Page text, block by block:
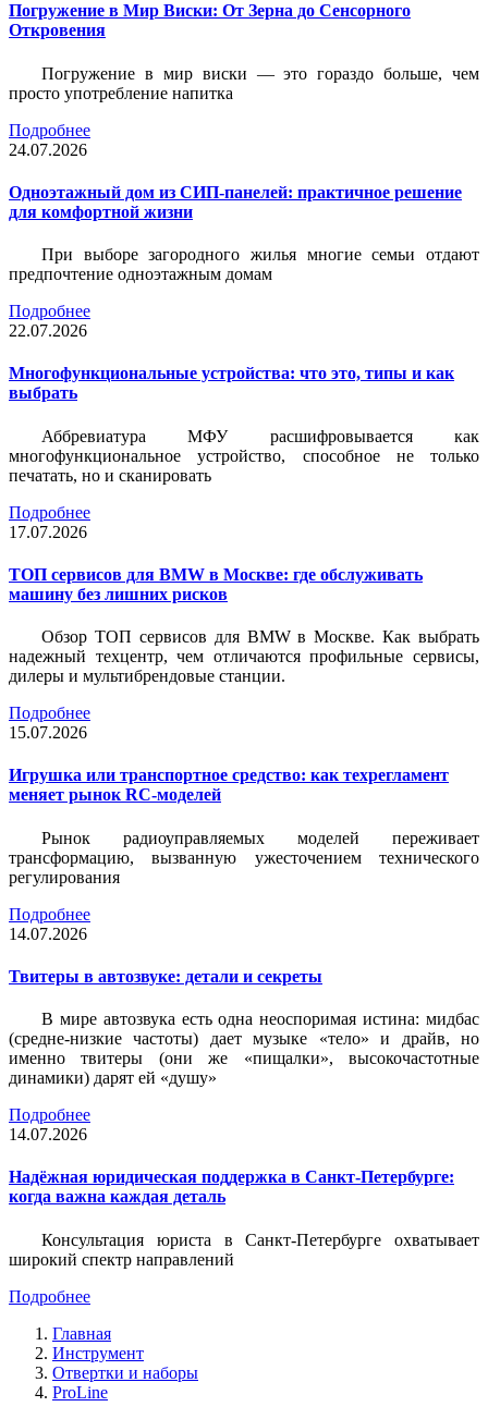
Погружение в Мир Виски: От Зерна до Сенсорного
Откровения
Погружение в мир виски — это гораздо больше, чем
просто употребление напитка
Подробнее
24.07.2026
Одноэтажный дом из СИП-панелей: практичное решение
для комфортной жизни
При выборе загородного жилья многие семьи отдают
предпочтение одноэтажным домам
Подробнее
22.07.2026
Многофункциональные устройства: что это, типы и как
выбрать
Аббревиатура МФУ расшифровывается как
многофункциональное устройство, способное не только
печатать, но и сканировать
Подробнее
17.07.2026
ТОП сервисов для BMW в Москве: где обслуживать
машину без лишних рисков
Обзор ТОП сервисов для BMW в Москве. Как выбрать
надежный техцентр, чем отличаются профильные сервисы,
дилеры и мультибрендовые станции.
Подробнее
15.07.2026
Игрушка или транспортное средство: как техрегламент
меняет рынок RC-моделей
Рынок радиоуправляемых моделей переживает
трансформацию, вызванную ужесточением технического
регулирования
Подробнее
14.07.2026
Твитеры в автозвуке: детали и секреты
В мире автозвука есть одна неоспоримая истина: мидбас
(средне-низкие частоты) дает музыке «тело» и драйв, но
именно твитеры (они же «пищалки», высокочастотные
динамики) дарят ей «душу»
Подробнее
14.07.2026
Надёжная юридическая поддержка в Санкт-Петербурге:
когда важна каждая деталь
Консультация юриста в Санкт-Петербурге охватывает
широкий спектр направлений
Подробнее
Главная
Инструмент
Отвертки и наборы
ProLine